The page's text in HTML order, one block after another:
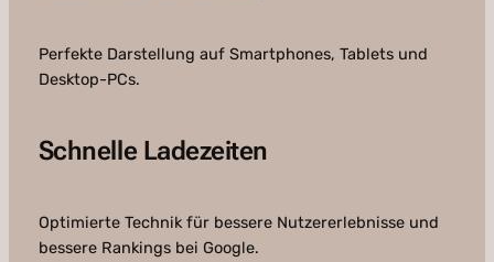
Perfekte Darstellung auf Smartphones, Tablets und
Desktop-PCs.
Schnelle Ladezeiten
Optimierte Technik für bessere Nutzererlebnisse und
bessere Rankings bei Google.